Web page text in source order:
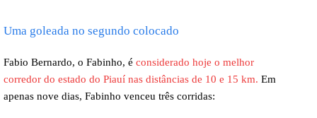
Uma goleada no segundo colocado
Fabio Bernardo, o Fabinho, é considerado hoje o melhor
corredor do estado do Piauí nas distâncias de 10 e 15 km. Em
apenas nove dias, Fabinho venceu três corridas: